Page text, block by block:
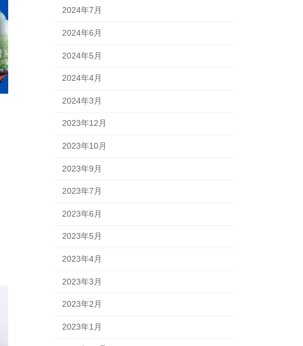
2024年7月
2024年6月
2024年5月
2024年4月
2024年3月
2023年12月
2023年10月
2023年9月
2023年7月
2023年6月
2023年5月
2023年4月
2023年3月
2023年2月
2023年1月